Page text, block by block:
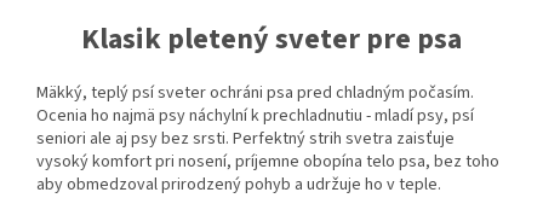
Klasik pletený sveter pre psa
Mäkký, teplý psí sveter ochráni psa pred chladným počasím.
Ocenia ho najmä psy náchylní k prechladnutiu - mladí psy, psí
seniori ale aj psy bez srsti. Perfektný strih svetra zaisťuje
vysoký komfort pri nosení, príjemne obopína telo psa, bez toho
aby obmedzoval prirodzený pohyb a udržuje ho v teple.